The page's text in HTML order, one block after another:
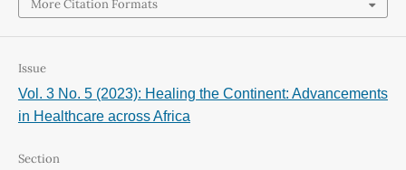
More Citation Formats
Issue
Vol. 3 No. 5 (2023): Healing the Continent: Advancements
in Healthcare across Africa
Section